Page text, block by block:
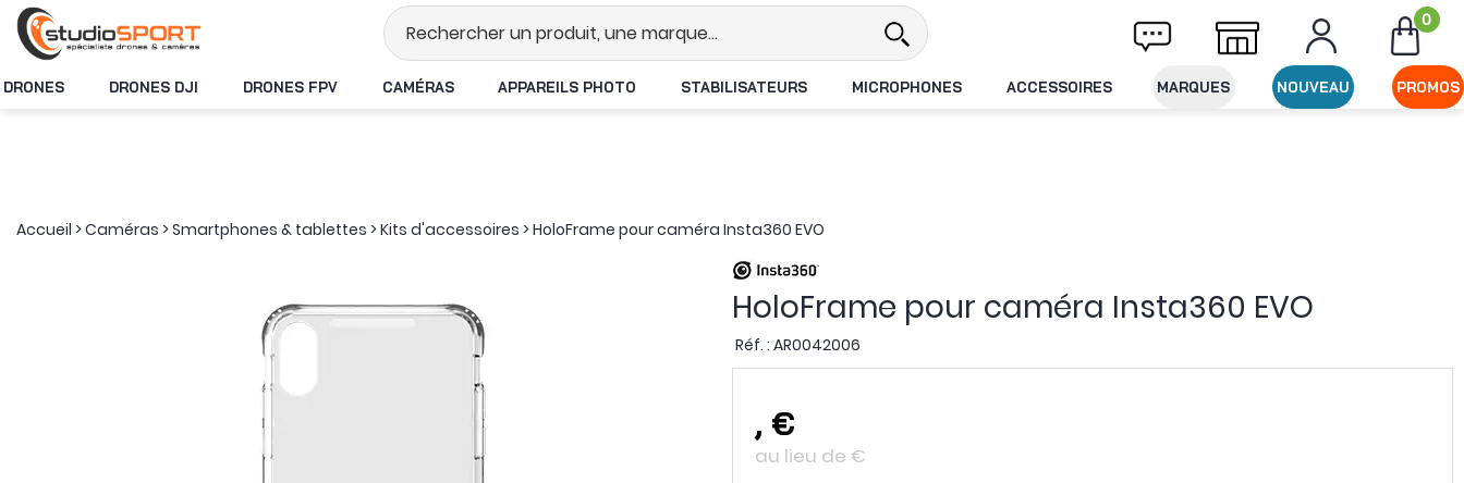
Stock en temps réel Livraison offerte dès 49€ d'achat 0
DRONES DRONES DJI DRONES FPV CAMÉRAS APPAREILS PHOTO STABILISATEURS MICROPHONES ACCESSOIRES MARQUES NOUVEAU PROMOS
Accueil >Caméras >Smartphones & tablettes >Kits d'accessoires >HoloFrame pour caméra Insta360 EVO
HoloFrame pour caméra Insta360 EVO
Réf. : AR0042006
, €
au lieu de €